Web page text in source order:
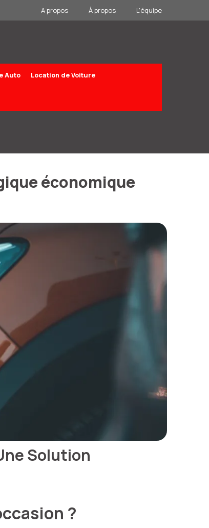
A propos À propos L’équipe
Auto Location de Voiture
économique
Solution
?